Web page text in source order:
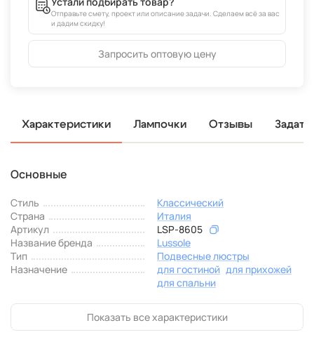
Отправьте смету, проект или описание задачи. Сделаем всё за вас
и дадим скидку!
Запросить оптовую цену
Характеристики Лампочки Отзывы
Основные
Стиль
Классический
Страна
Италия
Артикул
LSP-8605
Название бренда
Lussole
Тип
Подвесные люстры
Назначение
для гостиной для прихожей
для спальни
Показать все характеристики